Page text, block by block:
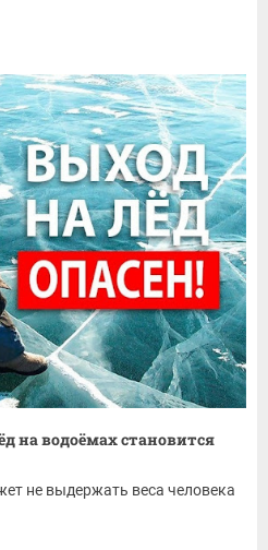
на водоёмах становится
не выдержать веса человека